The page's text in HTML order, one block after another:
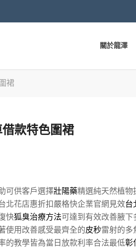
關於龍澤
裙
款特色圍裙
可供客戶選擇壯陽藥精選純天然植
北花店惠折扣嚴格快企業官網見效台
快狐臭治療方法可達到有效改善腋
使用改善感受最齊全的皮秒雷射的
的教學皆為當日放款利率合法最低彰